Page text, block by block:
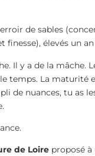
de sables
élevés un
Il y a de la mâche.
temps. La maturité
de nuances, tu as
de Loire proposé